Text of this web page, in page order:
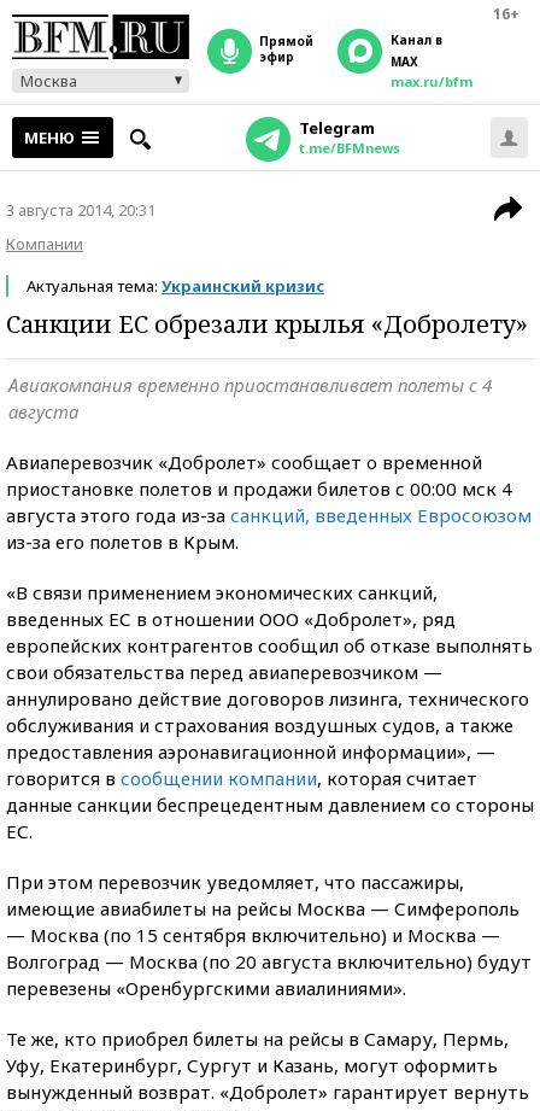
16+
Москва
прямой
эфир
Канал в
MAX
max.ru/bfm
МЕНЮ Telegram
t.me/BFMnews
3 августа 2014, 20:31
Компании
Актуальная тема: Украинский кризис
Санкции ЕС обрезали крылья «Добролету»
Авиакомпания временно приостанавливает полеты с 4
августа
Авиаперевозчик «Добролет» сообщает о временной
приостановке полетов и продажи билетов с 00:00 мск 4
августа этого года из-за санкций, введенных Евросоюзом
из-за его полетов в Крым.
«В связи применением экономических санкций,
введенных ЕС в отношении ООО «Добролет», ряд
европейских контрагентов сообщил об отказе выполнять
свои обязательства перед авиаперевозчиком —
аннулировано действие договоров лизинга, технического
обслуживания и страхования воздушных судов, а также
предоставления аэронавигационной информации», —
говорится в сообщении компании, которая считает
данные санкции беспрецедентным давлением со стороны
ЕС.
При этом перевозчик уведомляет, что пассажиры,
имеющие авиабилеты на рейсы Москва — Симферополь
— Москва (по 15 сентября включительно) и Москва —
Волгоград — Москва (по 20 августа включительно) будут
перевезены «Оренбургскими авиалиниями».
Те же, кто приобрел билеты на рейсы в Самару, Пермь,
Уфу, Екатеринбург, Сургут и Казань, могут оформить
вынужденный возврат. «Добролет» гарантирует вернуть